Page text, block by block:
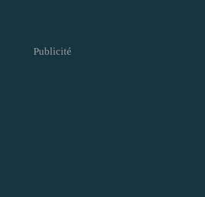
Publicité